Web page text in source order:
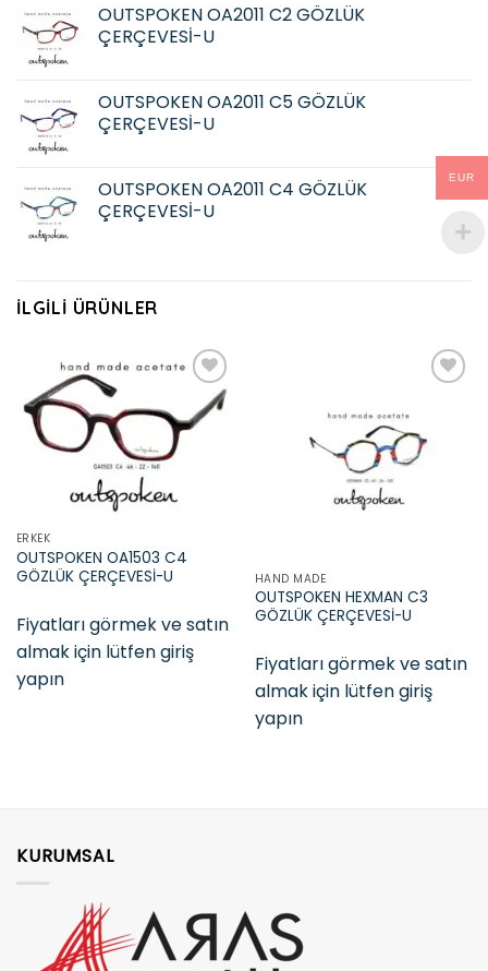
OUTSPOKEN OA2011 C2 GÖZLÜK
ÇERÇEVESİ-U
OUTSPOKEN OA2011 C5 GÖZLÜK
ÇERÇEVESİ-U
OUTSPOKEN OA2011 C4 GÖZLÜK
ÇERÇEVESİ-U
İLGILI ÜRÜNLER
Add to
wishlist
ERKEK
OUTSPOKEN OA1503 C4
GÖZLÜK ÇERÇEVESİ-U
Fiyatları görmek ve satın
almak için lütfen giriş
yapın
Add to
wishlist
HAND MADE
OUTSPOKEN HEXMAN C3
GÖZLÜK ÇERÇEVESİ-U
Fiyatları görmek ve satın
almak için lütfen giriş
yapın
KURUMSAL
EUR